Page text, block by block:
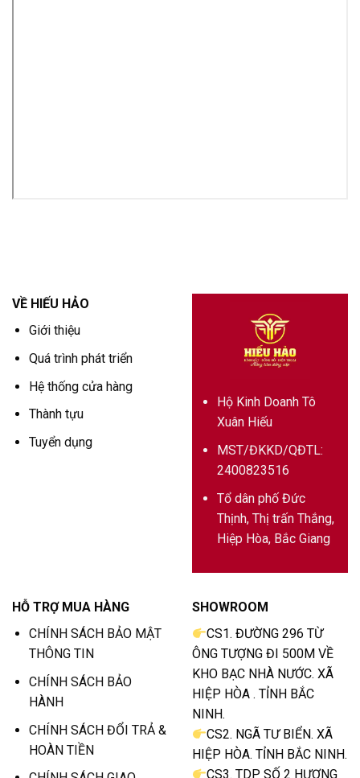
VỀ HIẾU HẢO
Giới thiệu
Quá trình phát triển
Hệ thống cửa hàng
Thành tựu
Tuyển dụng
Hộ Kinh Doanh Tô
Xuân Hiếu
MST/ĐKKD/QĐTL:
2400823516
Tổ dân phố Đức
Thịnh, Thị trấn Thắng,
Hiệp Hòa, Bắc Giang
HỖ TRỢ MUA HÀNG
CHÍNH SÁCH BẢO MẬT
THÔNG TIN
CHÍNH SÁCH BẢO
HÀNH
CHÍNH SÁCH ĐỔI TRẢ &
HOÀN TIỀN
SHOWROOM
CS1. ĐƯỜNG 296 TỪ
ÔNG TƯỢNG ĐI 500M VỀ
KHO BẠC NHÀ NƯỚC. XÃ
HIỆP HÒA . TỈNH BẮC
NINH.
CS2. NGÃ TƯ BIỂN. XÃ
HIỆP HÒA. TỈNH BẮC NINH.
CS3. TDP SỐ 2 HƯƠNG